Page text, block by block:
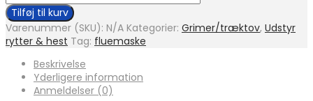
Tilføj til kurv
Varenummer (SKU): N/A Kategorier: Grimer/træktov, Udstyr
rytter & hest Tag: fluemaske
Beskrivelse
Yderligere information
Anmeldelser (0)